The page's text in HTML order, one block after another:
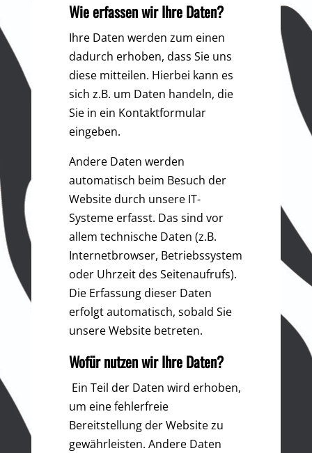
Wie erfassen wir Ihre Daten?
Ihre Daten werden zum einen
dadurch erhoben, dass Sie uns
diese mitteilen. Hierbei kann es
sich z.B. um Daten handeln, die
Sie in ein Kontaktformular
eingeben.
Andere Daten werden
automatisch beim Besuch der
Website durch unsere IT-
Systeme erfasst. Das sind vor
allem technische Daten (z.B.
Internetbrowser, Betriebssystem
oder Uhrzeit des Seitenaufrufs).
Die Erfassung dieser Daten
erfolgt automatisch, sobald Sie
unsere Website betreten.
Wofür nutzen wir Ihre Daten?
Ein Teil der Daten wird erhoben,
um eine fehlerfreie
Bereitstellung der Website zu
gewährleisten. Andere Daten